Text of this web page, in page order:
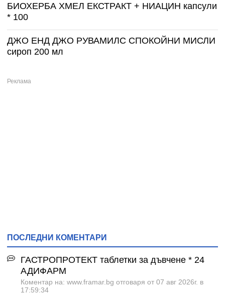
БИОХЕРБА ХМЕЛ ЕКСТРАКТ + НИАЦИН капсули
* 100
ДЖО ЕНД ДЖО РУВАМИЛС СПОКОЙНИ МИСЛИ
сироп 200 мл
ПОСЛЕДНИ КОМЕНТАРИ
ГАСТРОПРОТЕКТ таблетки за дъвчене * 24
АДИФАРМ
Коментар на: www.framar.bg отговаря от 07 авг 2026г. в
17:59:34